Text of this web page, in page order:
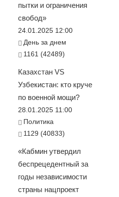
пытки и ограничения
свобод»
24.01.2025 12:00
День за днем
1161 (42489)
Казахстан VS
Узбекистан: кто круче
по военной мощи?
28.01.2025 11:00
Политика
1129 (40833)
«Кабмин утвердил
беспрецедентный за
годы независимости
страны нацпроект